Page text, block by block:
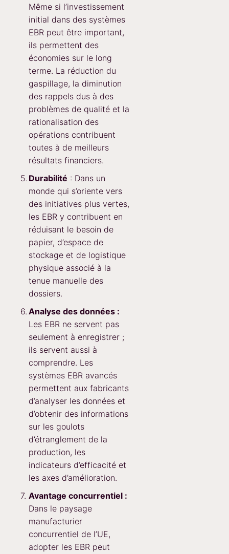
Même si l’investissement
initial dans des systèmes
EBR peut être important,
ils permettent des
économies sur le long
terme. La réduction du
gaspillage, la diminution
des rappels dus à des
problèmes de qualité et la
rationalisation des
opérations contribuent
toutes à de meilleurs
résultats financiers.
Durabilité : Dans un
monde qui s’oriente vers
des initiatives plus vertes,
les EBR y contribuent en
réduisant le besoin de
papier, d’espace de
stockage et de logistique
physique associé à la
tenue manuelle des
dossiers.
Analyse des données :
Les EBR ne servent pas
seulement à enregistrer ;
ils servent aussi à
comprendre. Les
systèmes EBR avancés
permettent aux fabricants
d’analyser les données et
d’obtenir des informations
sur les goulots
d’étranglement de la
production, les
indicateurs d’efficacité et
les axes d’amélioration.
Avantage concurrentiel :
Dans le paysage
manufacturier
concurrentiel de l’UE,
adopter les EBR peut